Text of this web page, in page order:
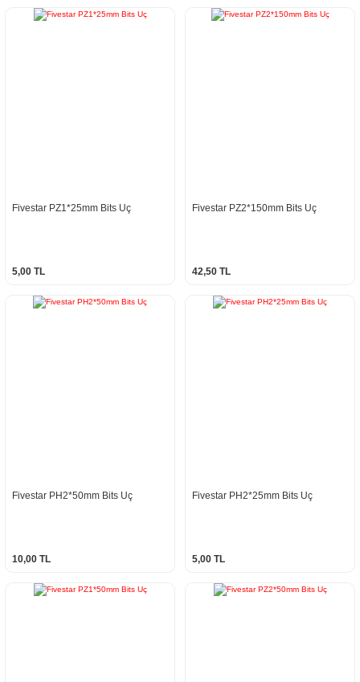
Fivestar PZ1*25mm Bits Uç
5,00 TL
Fivestar PZ2*150mm Bits Uç
42,50 TL
Fivestar PH2*50mm Bits Uç
10,00 TL
Fivestar PH2*25mm Bits Uç
5,00 TL